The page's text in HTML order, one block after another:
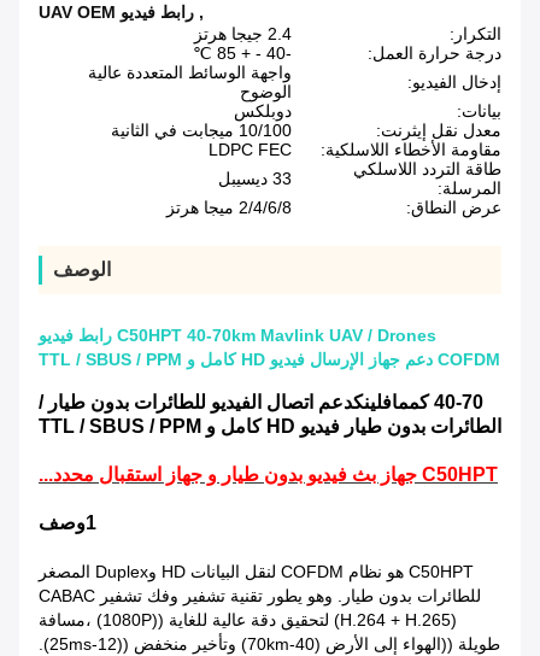
, رابط فيديو UAV OEM
التكرار:
2.4 جيجا هرتز
درجة حرارة العمل:
-40 - + 85 ℃
إدخال الفيديو:
واجهة الوسائط المتعددة عالية
الوضوح
بيانات:
دوبلكس
معدل نقل إيثرنت:
10/100 ميجابت في الثانية
مقاومة الأخطاء اللاسلكية:
LDPC FEC
طاقة التردد اللاسلكي
المرسلة:
33 ديسيبل
عرض النطاق:
2/4/6/8 ميجا هرتز
الوصف
C50HPT 40-70km Mavlink UAV / Drones رابط فيديو
COFDM دعم جهاز الإرسال فيديو HD كامل و TTL / SBUS / PPM
40-70 كم مافلينكدعم اتصال الفيديو للطائرات بدون طيار /
الطائرات بدون طيار فيديو HD كامل و TTL / SBUS / PPM
C50HPT جهاز بث فيديو بدون طيار و جهاز استقبال محدد...
1وصف
C50HPT هو نظام COFDM لنقل البيانات HD وDuplex المصغر
للطائرات بدون طيار. وهو يطور تقنية تشفير وفك تشفير CABAC
(H.264 + H.265) لتحقيق دقة عالية للغاية ((1080P) ،مسافة
طويلة ((الهواء إلى الأرض (40-70km) وتأخير منخفض ((12-25ms).